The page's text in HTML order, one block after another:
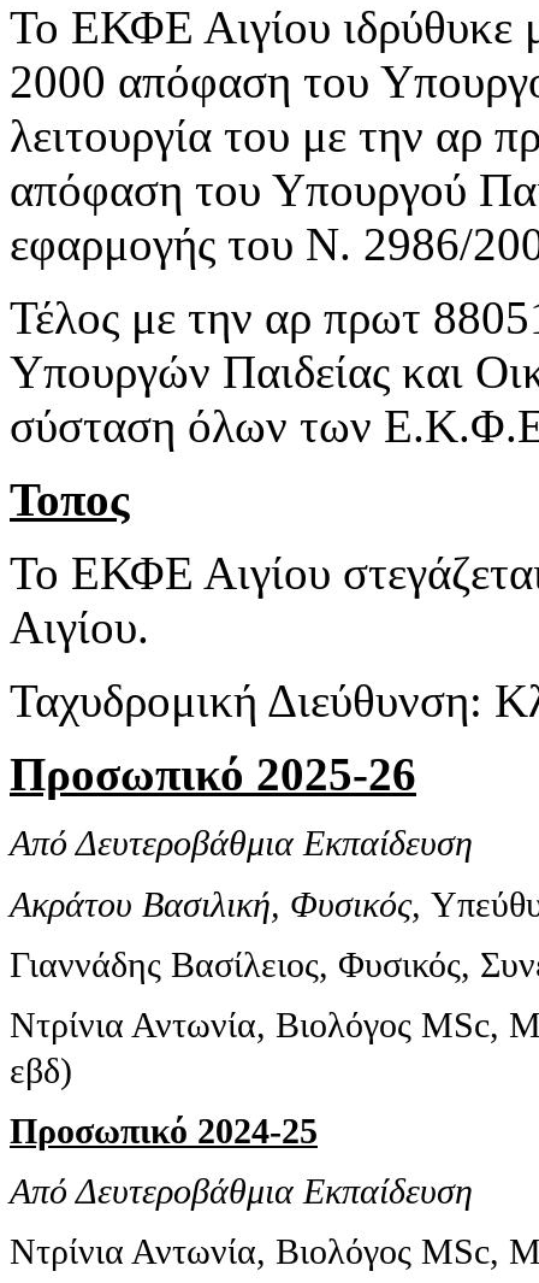
Το ΕΚΦΕ Αιγίου
2000 απόφαση του
λειτουργία του με την αρ
απόφαση του Υπουργού
εφαρμογής του Ν. 2986/
Τέλος με την αρ πρωτ
Υπουργών Παιδείας και
σύσταση όλων των
Τοπος
Το ΕΚΦΕ Αιγίου
Αιγίου.
Ταχυδρομική Διεύθυνση:
Προσωπικό 2025-26
Από Δευτεροβάθμια Εκπαίδευση
Ακράτου Βασιλική, Φυσικός,
Γιαννάδης Βασίλειος, Φυσικός,
Ντρίνια Αντωνία, Βιολόγος MSc,
εβδ)
Προσωπικό 2024-25
Από Δευτεροβάθμια Εκπαίδευση
Ντρίνια Αντωνία, Βιολόγος MSc,